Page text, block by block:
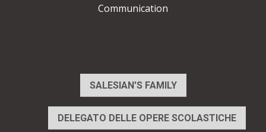
Communication
SALESIAN'S FAMILY
DELEGATO DELLE OPERE SCOLASTICHE